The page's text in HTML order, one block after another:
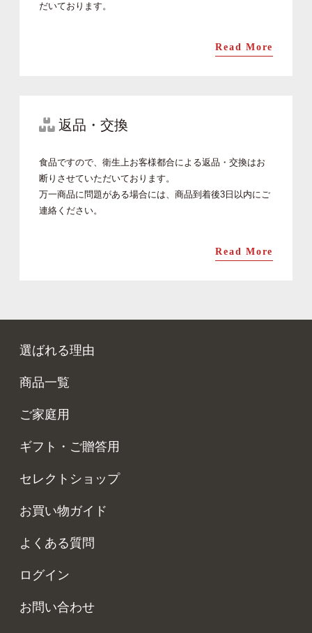
だいております。
Read More
返品・交換
食品ですので、衛生上お客様都合による返品・交換はお
断りさせていただいております。
万一商品に問題がある場合には、商品到着後3日以内にご
連絡ください。
Read More
選ばれる理由
商品一覧
ご家庭用
ギフト・ご贈答用
セレクトショップ
お買い物ガイド
よくある質問
ログイン
お問い合わせ